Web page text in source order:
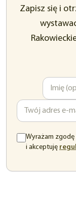
Zapisz się i
Wyrażam
i akceptuję